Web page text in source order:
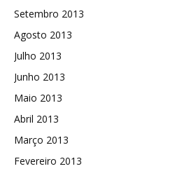
Setembro 2013
Agosto 2013
Julho 2013
Junho 2013
Maio 2013
Abril 2013
Março 2013
Fevereiro 2013